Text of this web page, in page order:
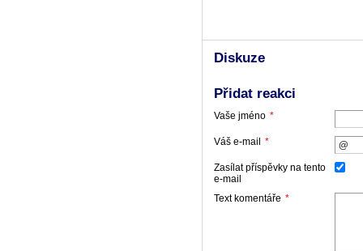
Diskuze
Přidat reakci
Vaše jméno *
Váš e-mail *
Zasílat příspěvky na tento
e-mail
Text komentáře *